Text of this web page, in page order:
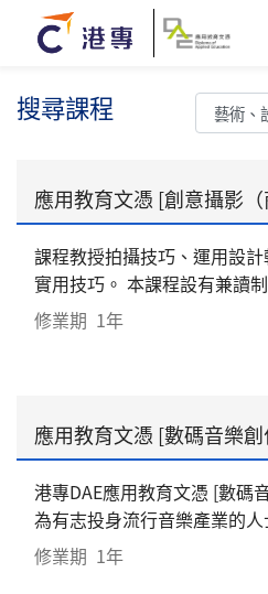
搜尋課程
應用教育文憑 [創意攝影
課程教授拍攝技巧、運用設
實用技巧。 本課程設有兼讀
修業期 1年
應用教育文憑 [數碼音樂
港專DAE應用教育文憑 [數碼
為有志投身流行音樂產業的
修業期 1年